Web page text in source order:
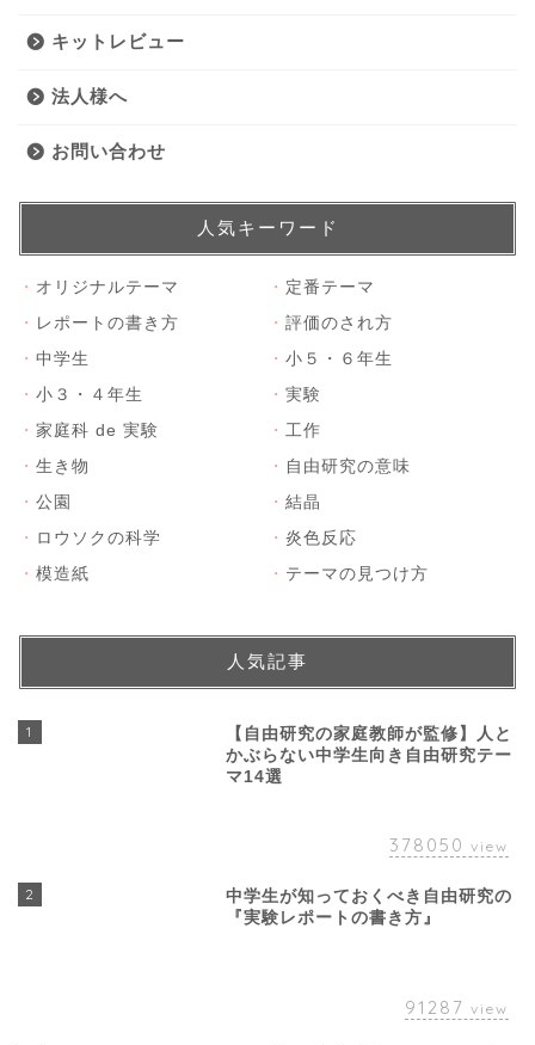
キットレビュー
法人様へ
お問い合わせ
人気キーワード
・ オリジナルテーマ ・ 定番テーマ
・ レポートの書き方 ・ 評価のされ方
・ 中学生 ・ 小５・６年生
・ 小３・４年生 ・ 実験
・ 家庭科 de 実験 ・ 工作
・ 生き物 ・ 自由研究の意味
・ 公園 ・ 結晶
・ ロウソクの科学 ・ 炎色反応
・ 模造紙 ・ テーマの見つけ方
人気記事
1
【自由研究の家庭教師が監修】人と
かぶらない中学生向き自由研究テー
マ14選
378050 view
2
中学生が知っておくべき自由研究の
『実験レポートの書き方』
91287 view